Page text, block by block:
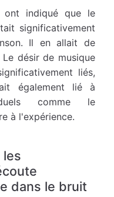
ont indiqué que le
significativement
Il en allait de
désir de musique
liés,
également lié à
comme le
à l'expérience.
les
dans le bruit